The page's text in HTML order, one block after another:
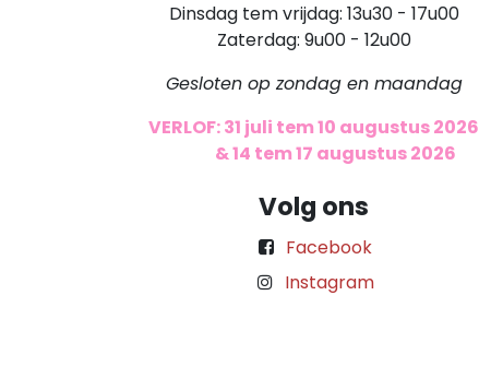
Dinsdag tem vrijdag: 13u30 - 17u00
Zaterdag: 9u00 - 12u00
Gesloten op zondag en maandag
VERLOF: 31 juli tem 10 augustus 2026
& 14 tem 17 augustus 2026
Volg ons
Facebook
Instagram